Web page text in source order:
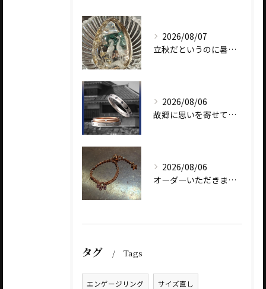
2026/08/07
立秋だというのに暑いですね
2026/08/06
故郷に思いを寄せて～オリジナルブランド【Shinano(しな...
2026/08/06
オーダーいただきました、AbHeri 『dew 露』の新作で...
タグ Tags
エンゲージリング サイズ直し